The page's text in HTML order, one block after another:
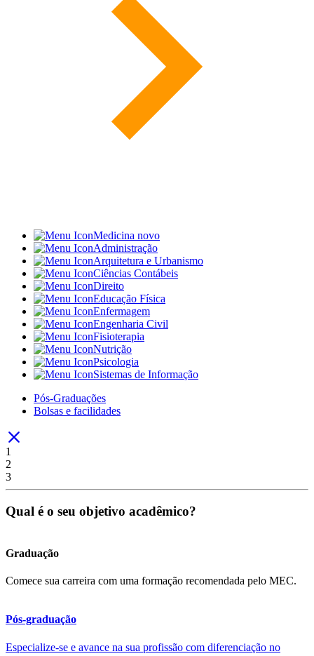
Medicina novo
Administração
Arquitetura e Urbanismo
Ciências Contábeis
Direito
Educação Física
Enfermagem
Engenharia Civil
Fisioterapia
Nutrição
Psicologia
Sistemas de Informação
Pós-Graduações
Bolsas e facilidades
1
2
3
Qual é o seu objetivo acadêmico?
Graduação
Comece sua carreira com uma formação recomendada pelo MEC.
Pós-graduação
Especialize-se e avance na sua profissão com diferenciação no